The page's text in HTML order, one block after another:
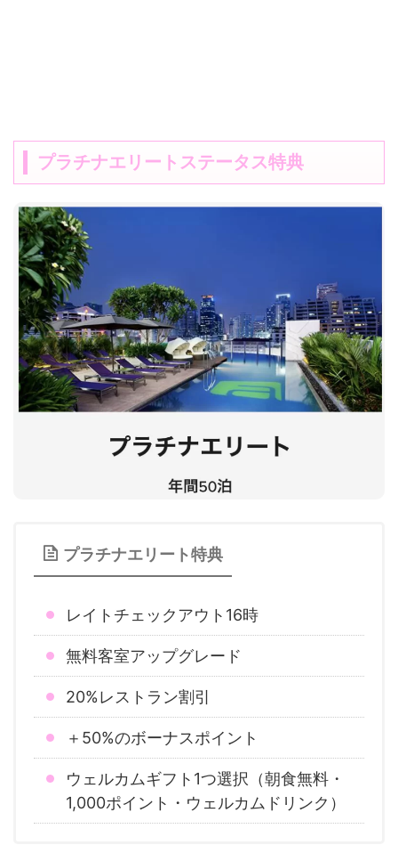
プラチナエリートステータス特典
プラチナエリート特典
レイトチェックアウト16時
無料客室アップグレード
20%レストラン割引
＋50%のボーナスポイント
ウェルカムギフト1つ選択（朝食無料・
1,000ポイント・ウェルカムドリンク）